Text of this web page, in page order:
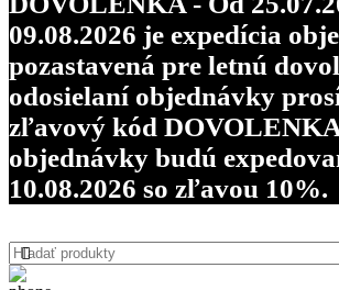
09.08.2026 je expedícia
pozastavená pre letnú
odosielaní objednávky
zľavový kód
objednávky budú
10.08.2026 so zľavou 10%.